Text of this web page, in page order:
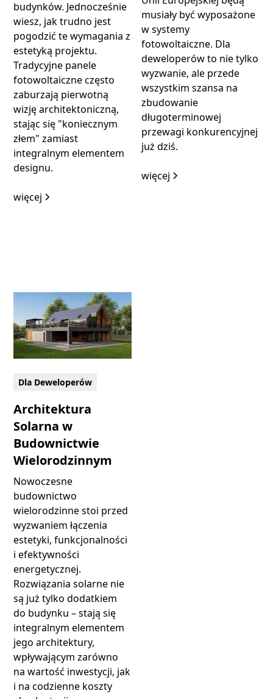
budynków. Jednocześnie
wiesz, jak trudno jest
pogodzić te wymagania z
estetyką projektu.
Tradycyjne panele
fotowoltaiczne często
zaburzają pierwotną
wizję architektoniczną,
stając się "koniecznym
złem" zamiast
integralnym elementem
designu.
więcej
musiały być wyposażone
w systemy
fotowoltaiczne. Dla
deweloperów to nie tylko
wyzwanie, ale przede
wszystkim szansa na
zbudowanie
długoterminowej
przewagi konkurencyjnej
już dziś.
więcej
Dla Deweloperów
Architektura
Solarna w
Budownictwie
Wielorodzinnym
Nowoczesne
budownictwo
wielorodzinne stoi przed
wyzwaniem łączenia
estetyki, funkcjonalności
i efektywności
energetycznej.
Rozwiązania solarne nie
są już tylko dodatkiem
do budynku – stają się
integralnym elementem
jego architektury,
wpływającym zarówno
na wartość inwestycji, jak
i na codzienne koszty